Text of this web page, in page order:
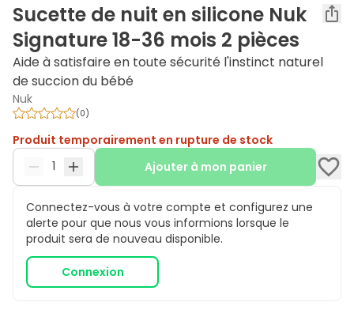
Sucette de nuit en silicone Nuk
Signature 18-36 mois 2 pièces
Aide à satisfaire en toute sécurité l'instinct naturel
de succion du bébé
Nuk
(0)
Produit temporairement en rupture de stock
Ajouter à mon panier
Connectez-vous à votre compte et configurez une
alerte pour que nous vous informions lorsque le
produit sera de nouveau disponible.
Connexion